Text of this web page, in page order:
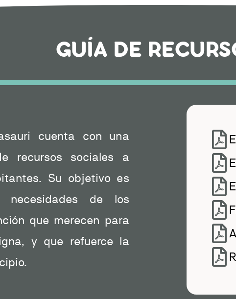
GUÍA DE
cuenta con una
recursos sociales a
Su objetivo es
de los
que merecen para
y que refuerce la